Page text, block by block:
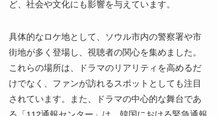
ど、社会や文化にも影響を与えています。
具体的なロケ地として、ソウル市内の警察署や市
街地が多く登場し、視聴者の関心を集めました。
これらの場所は、ドラマのリアリティを高めるだ
けでなく、ファンが訪れるスポットとしても注目
されています。また、ドラマの中心的な舞台であ